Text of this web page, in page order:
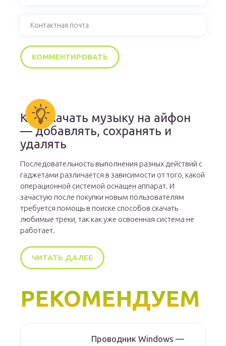
Как скачать музыку на айфон
— добавлять, сохранять и
удалять
Последовательность выполнения разных действий с
гаджетами различается в зависимости от того, какой
операционной системой оснащен аппарат. И
зачастую после покупки новым пользователям
требуется помощь в поиске способов скачать
любимые треки, так как уже освоенная система не
работает.
ЧИТАТЬ ДАЛЕЕ
РЕКОМЕНДУЕМ
Проводник Windows —